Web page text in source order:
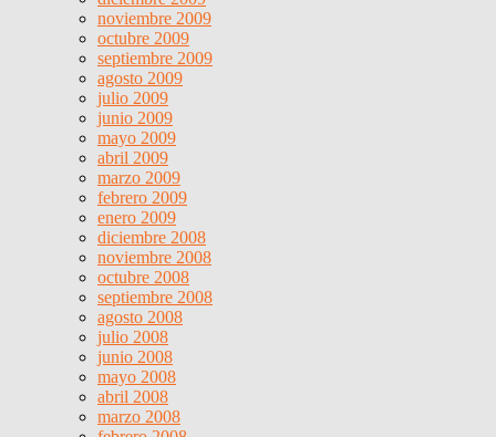
noviembre 2009
octubre 2009
septiembre 2009
agosto 2009
julio 2009
junio 2009
mayo 2009
abril 2009
marzo 2009
febrero 2009
enero 2009
diciembre 2008
noviembre 2008
octubre 2008
septiembre 2008
agosto 2008
julio 2008
junio 2008
mayo 2008
abril 2008
marzo 2008